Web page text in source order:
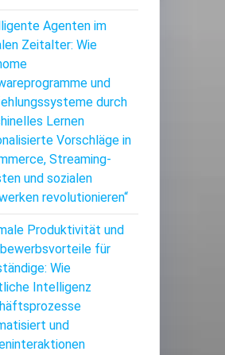
Agenten im
Zeitalter: Wie
und
durch
Lernen
Vorschläge in
Streaming-
und sozialen
revolutionieren“
Produktivität und
für
Wie
Intelligenz
und